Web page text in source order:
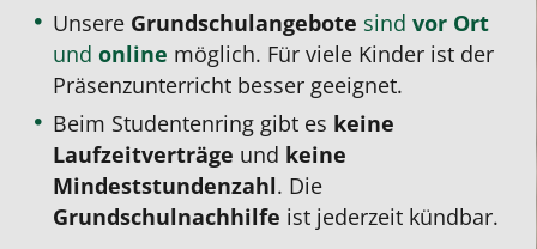
Unsere Grundschulangebote sindvor Ort
undonline möglich. Für viele Kinder ist der
Präsenzunterricht besser geeignet.
Beim Studentenring gibt es keine
Laufzeitverträge und keine
Mindeststundenzahl. Die
Grundschulnachhilfe ist jederzeit kündbar.